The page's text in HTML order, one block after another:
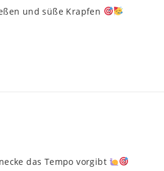
und süße Krapfen
das Tempo vorgibt